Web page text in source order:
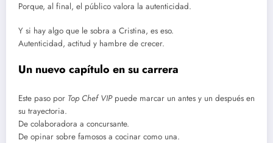
Porque, al final, el público valora la autenticidad.
Y si hay algo que le sobra a Cristina, es eso.
Autenticidad, actitud y hambre de crecer.
Un nuevo capítulo en su carrera
Este paso por Top Chef VIPpuede marcar un antes y un después en
su trayectoria.
De colaboradora a concursante.
De opinar sobre famosos a cocinar como una.